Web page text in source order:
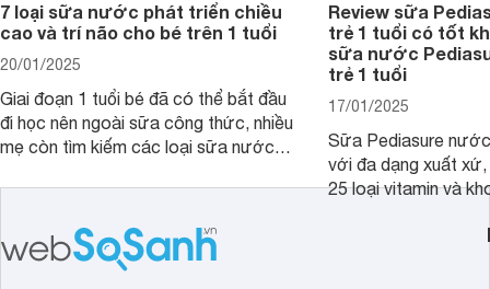
7 loại sữa nước phát triển chiều
cao và trí não cho bé trên 1 tuổi
20/01/2025
Giai đoạn 1 tuổi bé đã có thể bắt đầu
đi học nên ngoài sữa công thức, nhiều
mẹ còn tìm kiếm các loại sữa nước
trẻ. Dưới đây là 7 loại sữa nước phát
1 tuổi tốt mà mẹ bỉm nên lựa chọn.
Review sữa
trẻ 1 tuổi có tốt
sữa nước
trẻ 1 tuổi
17/01/2025
Sữa Pediasure
với đa dạng xuất
25 loại vitamin và